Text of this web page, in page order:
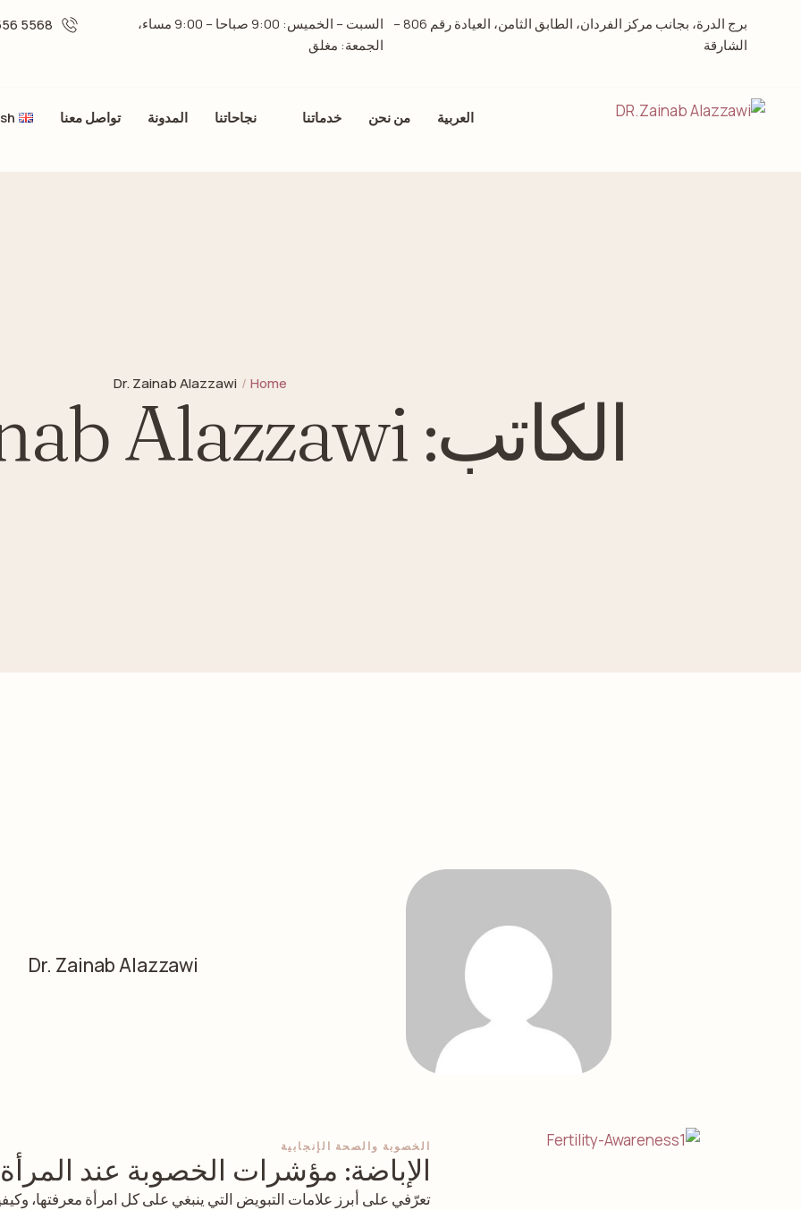
برج الدرة، بجانب مركز الفردان، الطابق الثامن، العيادة رقم 806 –
الشارقة
السبت – الخميس: 9:00 صباحا – 9:00 مساء،
الجمعة: مغلق
5568 556 06 -
العربية من نحن خدماتنا نجاحاتنا المدونة تواصل معنا
Home
/
Dr. Zainab Alazzawi
الكاتب:Alazzawi
Dr. Zainab Alazzawi
الخصوبة والصحة الإنجابية
الإباضة: مؤشرات الخصوبة عند المرأة
تعرّفي على أبرز علامات التبويض التي ينبغي على كل امرأة معرفتها،